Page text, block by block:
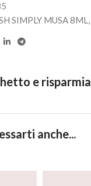
SIMPLY MUSA 8ML,
e risparmia
anche...